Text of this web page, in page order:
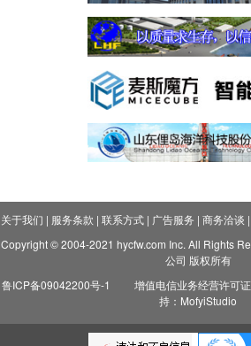
关于我们 | 服务条款 | 联系方式| 广告服务 | 商务洽谈 |
Copyright © 2004-2021 hycfw.com Inc. All Rights
公司 版权所有
鲁ICP备09042200号-1
增值电信业务经营许可
持：MofyiStudio